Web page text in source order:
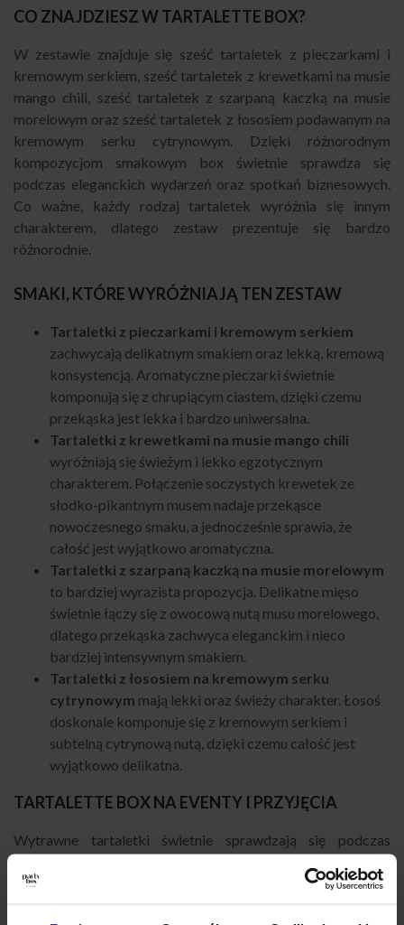
CO ZNAJDZIESZ W TARTALETTE BOX?
W zestawie znajduje się sześć tartaletek z pieczarkami i
kremowym serkiem, sześć tartaletek z krewetkami na musie
mango chili, sześć tartaletek z szarpaną kaczką na musie
morelowym oraz sześć tartaletek z łososiem podawanym na
kremowym serku cytrynowym. Dzięki różnorodnym
kompozycjom smakowym box świetnie sprawdza się
podczas eleganckich wydarzeń oraz spotkań biznesowych.
Co ważne, każdy rodzaj tartaletek wyróżnia się innym
charakterem, dlatego zestaw prezentuje się bardzo
różnorodnie.
SMAKI, KTÓRE WYRÓŻNIAJĄ TEN ZESTAW
Tartaletki z pieczarkami i kremowym serkiem
zachwycają delikatnym smakiem oraz lekką, kremową
konsystencją. Aromatyczne pieczarki świetnie
komponują się z chrupiącym ciastem, dzięki czemu
przekąska jest lekka i bardzo uniwersalna.
Tartaletki z krewetkami na musie mango chili
wyróżniają się świeżym i lekko egzotycznym
charakterem. Połączenie soczystych krewetek ze
słodko-pikantnym musem nadaje przekąsce
nowoczesnego smaku, a jednocześnie sprawia, że
całość jest wyjątkowo aromatyczna.
Tartaletki z szarpaną kaczką na musie morelowym
to bardziej wyrazista propozycja. Delikatne mięso
świetnie łączy się z owocową nutą musu morelowego,
dlatego przekąska zachwyca eleganckim i nieco
bardziej intensywnym smakiem.
Tartaletki z łososiem na kremowym serku
cytrynowym mają lekki oraz świeży charakter. Łosoś
doskonale komponuje się z kremowym serkiem i
subtelną cytrynową nutą, dzięki czemu całość jest
wyjątkowo delikatna.
TARTALETTE BOX NA EVENTY I PRZYJĘCIA
Wytrawne tartaletki świetnie sprawdzają się podczas
oraz eleganckich spotkań ze znajomymi. Dzięki wygodnej